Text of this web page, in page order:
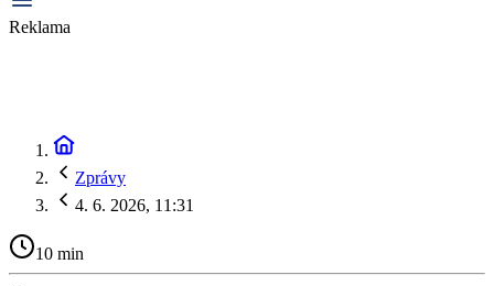
Reklama
Zprávy
4. 6. 2026, 11:31
10 min